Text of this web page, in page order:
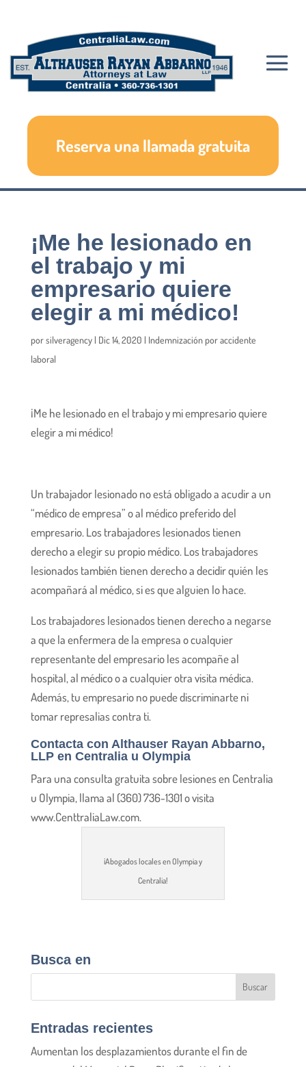
Reserva una llamada gratuita
¡Me he lesionado en
el trabajo y mi
empresario quiere
elegir a mi médico!
porsilveragency| Dic 14, 2020 | Indemnización por accidente
laboral
¡Me he lesionado en el trabajo y mi empresario quiere
elegir a mi médico!
Un trabajador lesionado no está obligado a acudir a un
“médico de empresa” o al médico preferido del
empresario. Los trabajadores lesionados tienen
derecho a elegir su propio médico. Los trabajadores
lesionados también tienen derecho a decidir quién les
acompañará al médico, si es que alguien lo hace.
Los trabajadores lesionados tienen derecho a negarse
a que la enfermera de la empresa o cualquier
representante del empresario les acompañe al
hospital, al médico o a cualquier otra visita médica.
Además, tu empresario no puede discriminarte ni
tomar represalias contra ti.
Contacta con Althauser Rayan Abbarno,
LLP en Centralia u Olympia
Para una consulta gratuita sobre lesiones en Centralia
u Olympia, llama al (360) 736-1301 o visita
www.CenttraliaLaw.com.
¡Abogados locales en Olympia y
Centralia!
Busca en
Entradas recientes
Aumentan los desplazamientos durante el fin de